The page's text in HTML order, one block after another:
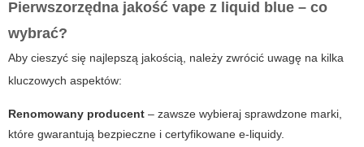
Pierwszorzędna jakość vape z liquid blue – co
wybrać?
Aby cieszyć się najlepszą jakością, należy zwrócić uwagę na kilka
kluczowych aspektów:
Renomowany producent – zawsze wybieraj sprawdzone marki,
które gwarantują bezpieczne i certyfikowane e-liquidy.